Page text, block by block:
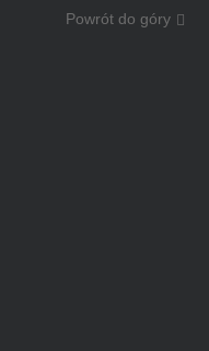
Powrót do góry